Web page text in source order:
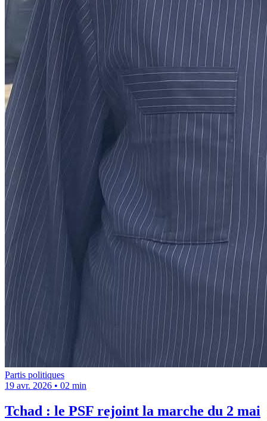
Partis politiques
19 avr. 2026 • 02 min
Tchad : le PSF rejoint la marche du 2 mai